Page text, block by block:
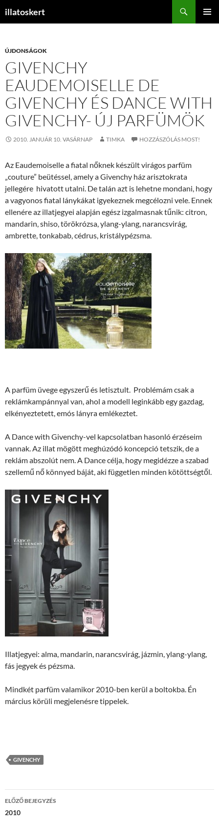
illatoskert
ÚJDONSÁGOK
GIVENCHY
EAUDEMOISELLE DE
GIVENCHY ÉS DANCE WITH
GIVENCHY- ÚJ PARFÜMÖK
2010. JANUÁR 10. VASÁRNAP TIMKA HOZZÁSZÓLÁS MOST!
Az Eaudemoiselle a fiatal nőknek készült virágos parfüm
„couture” beütéssel, amely a Givenchy ház arisztokrata
jellegére hivatott utalni. De talán azt is lehetne mondani, hogy
a vagyonos fiatal lánykákat igyekeznek megcélozni vele. Ennek
ellenére az illatjegyei alapján egész izgalmasnak tűnik: citron,
mandarin, shiso, törökrózsa, ylang-ylang, narancsvirág,
ambrette, tonkabab, cédrus, kristálypézsma.
A parfüm üvege egyszerű és letisztult. Problémám csak a
reklámkampánnyal van, ahol a modell leginkább egy gazdag,
elkényeztetett, emós lányra emlékeztet.
A Dance with Givenchy-vel kapcsolatban hasonló érzéseim
vannak. Az illat mögött meghúzódó koncepció tetszik, de a
reklám abszolút nem. A Dance célja, hogy megidézze a szabad
szellemű nő könnyed báját, aki független minden kötöttségtől.
Illatjegyei: alma, mandarin, narancsvirág, jázmin, ylang-ylang,
fás jegyek és pézsma.
Mindkét parfüm valamikor 2010-ben kerül a boltokba. Én
március körüli megjelenésre tippelek.
GIVENCHY
Bejegyzés
navigáció
ELŐZŐ BEJEGYZÉS
2010